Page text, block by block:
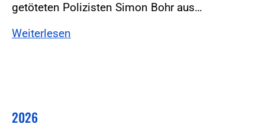
getöteten Polizisten Simon Bohr aus…
Weiterlesen
2026